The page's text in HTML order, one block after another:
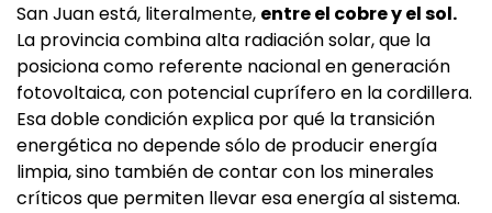
San Juan está, literalmente, entre el cobre y el sol.
La provincia combina alta radiación solar, que la
posiciona como referente nacional en generación
fotovoltaica, con potencial cuprífero en la cordillera.
Esa doble condición explica por qué la transición
energética no depende sólo de producir energía
limpia, sino también de contar con los minerales
críticos que permiten llevar esa energía al sistema.